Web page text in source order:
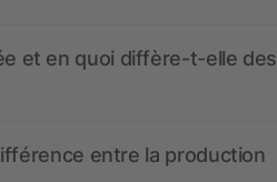
et en quoi diffère-t-elle des
entre la production